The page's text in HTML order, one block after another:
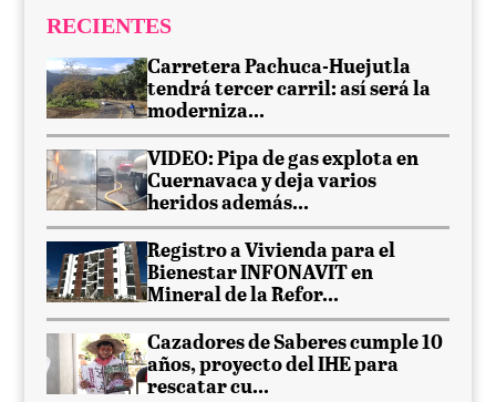
RECIENTES
Carretera Pachuca-Huejutla
tendrá tercer carril: así será la
moderniza...
VIDEO: Pipa de gas explota en
Cuernavaca y deja varios
heridos además...
Registro a Vivienda para el
Bienestar INFONAVIT en
Mineral de la Refor...
Cazadores de Saberes cumple 10
años, proyecto del IHE para
rescatar cu...